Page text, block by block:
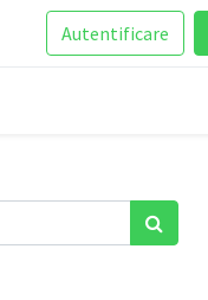
Autentificare